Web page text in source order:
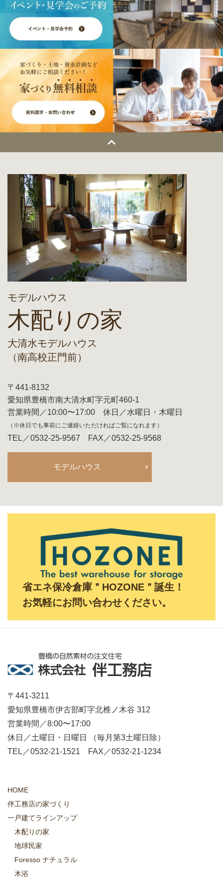
モデルハウス
木配りの家
大清水モデルハウス
（南高校正門前）
〒441-8132
愛知県豊橋市南大清水町字元町460-1
営業時間／10:00〜17:00 休日／水曜日・木曜日
（※休日でも事前にご連絡いただければご覧になれます）
TEL／0532-25-9567 FAX／0532-25-9568
モデルハウス
省エネ保冷倉庫＂HOZONE＂誕生！
お気軽にお問い合わせください。
〒441-3211
愛知県豊橋市伊古部町字北椎ノ木谷 312
営業時間／8:00〜17:00
休日／土曜日・日曜日 （毎月第3土曜日除）
TEL／0532-21-1521 FAX／0532-21-1234
HOME
伴工務店の家づくり
一戸建てラインアップ
木配りの家
地球民家
Foresso ナチュラル
木浴